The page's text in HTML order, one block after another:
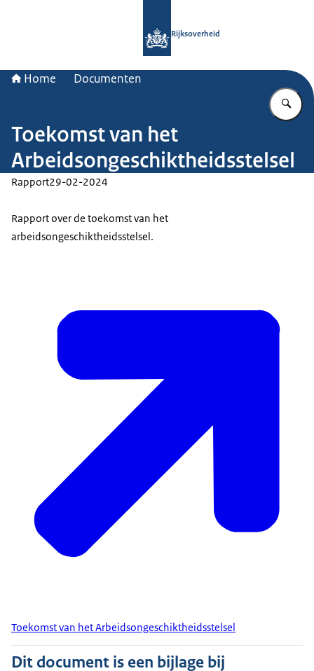
Rijksoverheid
Home Documenten
Toekomst van het
Arbeidsongeschiktheidsstelsel
Rapport29-02-2024
Rapport over de toekomst van het
arbeidsongeschiktheidsstelsel.
Toekomst van het Arbeidsongeschiktheidsstelsel
Dit document is een bijlage bij